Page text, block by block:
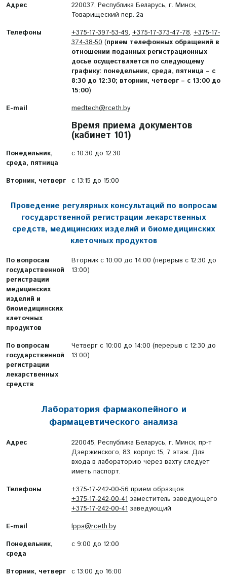
Адрес
220037, Республика Беларусь, г. Минск,
Товарищеский пер. 2а
Телефоны
+375-17-397-53-49, +375-17-373-47-78, +375-17-
374-38-50 (прием телефонных обращений в
отношении поданных регистрационных
досье осуществляется по следующему
графику: понедельник, среда, пятница – с
8:30 до 12:30; вторник, четверг – с 13:00 до
15:00)
E-mail
medtech@rceth.by
Время приема документов
(кабинет 101)
Понедельник,
среда, пятница
с 10:30 до 12:30
Вторник, четверг с 13:15 до 15:00
Проведение регулярных консультаций по вопросам
государственной регистрации лекарственных
средств, медицинских изделий и биомедицинских
клеточных продуктов
По вопросам
государственной
регистрации
медицинских
изделий и
биомедицинских
клеточных
продуктов
Вторник с 10:00 до 14:00 (перерыв с 12:30 до
13:00)
По вопросам
государственной
регистрации
лекарственных
средств
Четверг с 10:00 до 14:00 (перерыв с 12:30 до
13:00)
Лаборатория фармакопейного и
фармацевтического анализа
Адрес
220045, Республика Беларусь, г. Минск, пр-т
Дзержинского, 83, корпус 15, 7 этаж. Для
входа в лабораторию через вахту следует
иметь паспорт.
Телефоны
+375-17-242-00-56 прием образцов
+375-17-242-00-41 заместитель заведующего
+375-17-242-00-41 заведующий
E-mail
lppa@rceth.by
Понедельник,
среда
с 9:00 до 12:00
Вторник, четверг с 13:00 до 16:00